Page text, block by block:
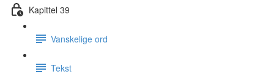
Kapittel 39
Vanskelige ord
Tekst